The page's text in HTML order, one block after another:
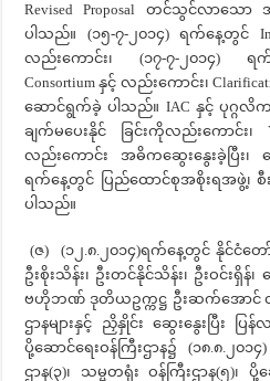
Revised Proposal တင်သွင်လာသေ
ပါသည်။ (၁၅-၇-၂၀၁၄) ရက်နေ့တွင်
လည်းကောင်း၊ (၁၇-၇-၂၀၁၄) ရက်န
Consortium နှင့် လည်းကောင်း၊
ဆောင်ရွက်ခဲ့ ပါသည်။ IAC နှင့် ပုဂ္ဂ
ချက်မပေးနိုင် ခြင်းကိုလည်းကောင်း
လည်းကောင်း အဓိကဆွေးနွေးခဲ့ပြီး၊
ရက်နေ့တွင် ပြည်ထောင်စုအစိုးရအဖွဲ့၊ စီ
ပါသည်။
(ဇ) (၁၂.၈.၂၀၁၄)ရက်နေ့တွင် နိုင်ငံတေ
ဦးစိုးသိန်း၊ ဦးတင်နိုင်သိန်း၊ ဦးဝင်းရှိန်
ဗဟိုဘဏ် ဒုတိယဥက္ကဋ္ဌ ဦးဆက်အောင်
ဌာနများနှင့် ညှိနှိုင်း ဆွေးနွေးပြီး ပ
ပို့ဆောင်ရေးဝန်ကြီးဌာန၌ (၁၈.၈.၂၀
ဌာန(၃)၊ သမ္မတရုံး ဝန်ကြီးဌာန(၅)၊ ပို့